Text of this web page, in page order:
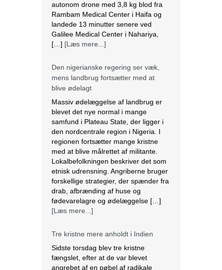
autonom drone med 3,8 kg blod fra
Rambam Medical Center i Haifa og
landede 13 minutter senere ved
Galilee Medical Center i Nahariya,
[…] [Læs mere...]
Den nigerianske regering ser væk,
mens landbrug fortsætter med at
blive ødelagt
Massiv ødelæggelse af landbrug er
blevet det nye normal i mange
samfund i Plateau State, der ligger i
den nordcentrale region i Nigeria. I
regionen fortsætter mange kristne
med at blive målrettet af militante.
Lokalbefolkningen beskriver det som
etnisk udrensning. Angriberne bruger
forskellige strategier, der spænder fra
drab, afbrænding af huse og
fødevarelagre og ødelæggelse […]
[Læs mere...]
Tre kristne mere anholdt i Indien
Sidste torsdag blev tre kristne
fængslet, efter at de var blevet
angrebet af en pøbel af radikale